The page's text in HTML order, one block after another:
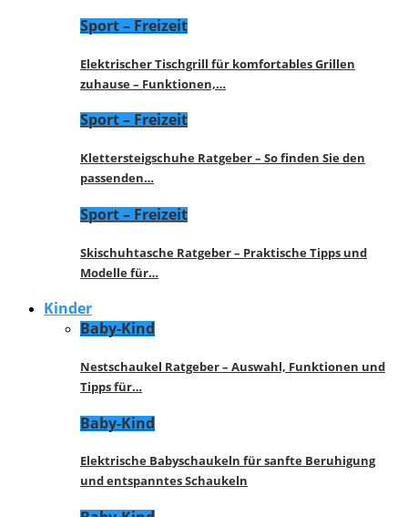
Sport – Freizeit
Elektrischer Tischgrill für komfortables Grillen
zuhause – Funktionen,…
Sport – Freizeit
Klettersteigschuhe Ratgeber – So finden Sie den
passenden…
Sport – Freizeit
Skischuhtasche Ratgeber – Praktische Tipps und
Modelle für…
Kinder
Baby-Kind
Nestschaukel Ratgeber – Auswahl, Funktionen und
Tipps für…
Baby-Kind
Elektrische Babyschaukeln für sanfte Beruhigung
und entspanntes Schaukeln